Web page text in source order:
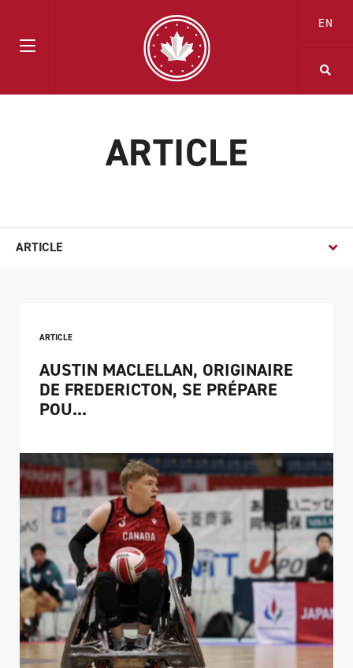
EN
ARTICLE
ARTICLE
ARTICLE
AUSTIN MACLELLAN, ORIGINAIRE
DE FREDERICTON, SE PRÉPARE
POU...